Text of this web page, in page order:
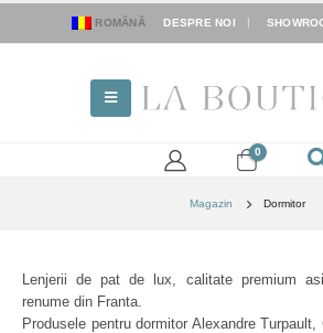
ROMÂNĂ DESPRE NOI
0
Magazin Dormitor
Lenjerii de pat de lux, calitate premium
renume din Franta.
Produsele pentru dormitor Alexandre